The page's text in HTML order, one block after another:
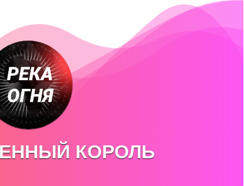
КОРОЛЬ